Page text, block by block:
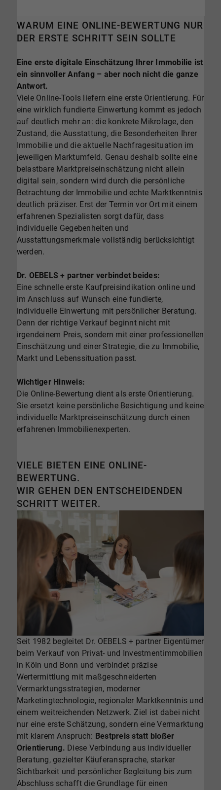
WARUM EINE ONLINE-BEWERTUNG NUR
DER ERSTE SCHRITT SEIN SOLLTE
Eine erste digitale Einschätzung Ihrer Immobilie ist
ein sinnvoller Anfang – aber noch nicht die ganze
Antwort.
Viele Online-Tools liefern eine erste Orientierung. Für
eine wirklich fundierte Einwertung kommt es jedoch
auf deutlich mehr an: die konkrete Mikrolage, den
Zustand, die Ausstattung, die Besonderheiten Ihrer
Immobilie und die aktuelle Nachfragesituation im
jeweiligen Marktumfeld. Genau deshalb sollte eine
belastbare Marktpreiseinschätzung nicht allein
digital sein, sondern wird durch die persönliche
Betrachtung der Immobilie und echte Marktkenntnis
deutlich präziser. Erst der Termin vor Ort mit einem
erfahrenen Spezialisten sorgt dafür, dass
individuelle Gegebenheiten und
Ausstattungsmerkmale vollständig berücksichtigt
werden.
Dr. OEBELS + partner verbindet beides:
Eine schnelle erste Kaufpreisindikation online und
im Anschluss auf Wunsch eine fundierte,
individuelle Einwertung mit persönlicher Beratung.
Denn der richtige Verkauf beginnt nicht mit
irgendeinem Preis, sondern mit einer professionellen
Einschätzung und einer Strategie, die zu Immobilie,
Markt und Lebenssituation passt.
Wichtiger Hinweis:
Die Online-Bewertung dient als erste Orientierung.
Sie ersetzt keine persönliche Besichtigung und keine
individuelle Marktpreiseinschätzung durch einen
erfahrenen Immobilienexperten.
VIELE BIETEN EINE ONLINE-
BEWERTUNG.
WIR GEHEN DEN ENTSCHEIDENDEN
SCHRITT WEITER.
Seit 1982 begleitet Dr. OEBELS + partner Eigentümer
beim Verkauf von Privat- und Investmentimmobilien
in Köln und Bonn und verbindet präzise
Wertermittlung mit maßgeschneiderten
Vermarktungsstrategien, moderner
Marketingtechnologie, regionaler Marktkenntnis und
einem weitreichenden Netzwerk. Ziel ist dabei nicht
nur eine erste Schätzung, sondern eine Vermarktung
mit klarem Anspruch: Bestpreis statt bloßer
Orientierung. Diese Verbindung aus individueller
Beratung, gezielter Käuferansprache, starker
Sichtbarkeit und persönlicher Begleitung bis zum
Abschluss schafft die Grundlage für einen